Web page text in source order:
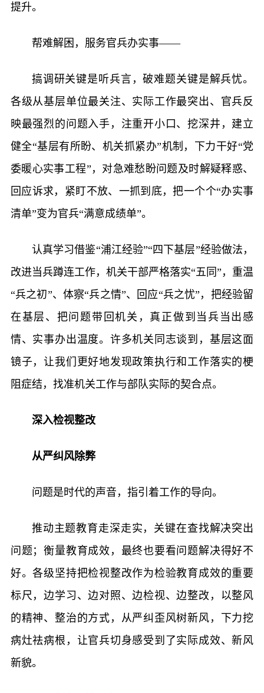
提升。
帮难解困，服务官兵办实事——
搞调研关键是听兵言，破难题关键是解兵忧。
各级从基层单位最关注、实际工作最突出、官兵反
映最强烈的问题入手，注重开小口、挖深井，建立
健全“基层有所盼、机关抓紧办”机制，下力干好“党
委暖心实事工程”，对急难愁盼问题及时解疑释惑、
回应诉求，紧盯不放、一抓到底，把一个个“办实事
清单”变为官兵“满意成绩单”。
认真学习借鉴“浦江经验”“四下基层”经验做法，
改进当兵蹲连工作，机关干部严格落实“五同”，重温
“兵之初”、体察“兵之情”、回应“兵之忧”，把经验留
在基层、把问题带回机关，真正做到当兵当出感
情、实事办出温度。许多机关同志谈到，基层这面
镜子，让我们更好地发现政策执行和工作落实的梗
阻症结，找准机关工作与部队实际的契合点。
深入检视整改
从严纠风除弊
问题是时代的声音，指引着工作的导向。
推动主题教育走深走实，关键在查找解决突出
问题；衡量教育成效，最终也要看问题解决得好不
好。各级坚持把检视整改作为检验教育成效的重要
标尺，边学习、边对照、边检视、边整改，以整风
的精神、整治的方式，从严纠歪风树新风，下力挖
病灶祛病根，让官兵切身感受到了实际成效、新风
新貌。